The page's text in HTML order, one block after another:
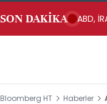
SON DAKİKA ABD,
Bloomberg HT Haberler